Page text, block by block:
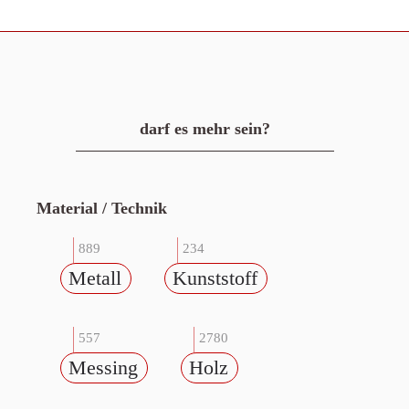
darf es mehr sein?
Material / Technik
889
Metall
234
Kunststoff
557
Messing
2780
Holz